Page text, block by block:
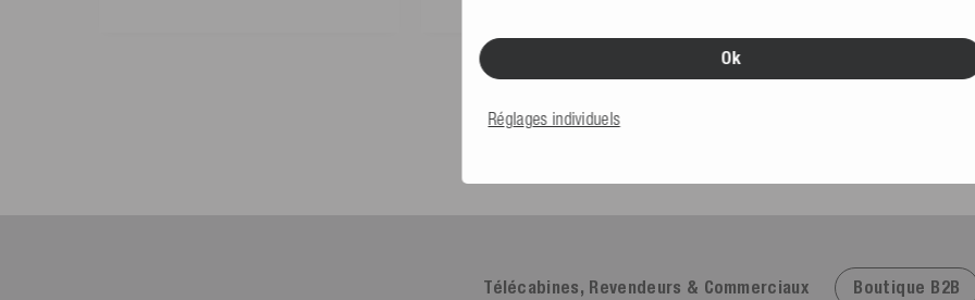
Télécabines, Revendeurs & Commerciaux Boutique B2B
Ok
Réglages individuels